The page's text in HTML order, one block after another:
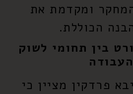
ומקדמת את
הכוללת.
בין תחומי לשוק
העבודה
פרדקין מציין כי